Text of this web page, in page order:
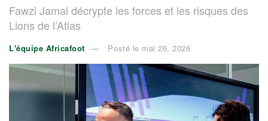
Fawzi Jamal décrypte les forces et les risques des
Lions de l’Atlas
L'équipe Africafoot Posté le mai 26, 2026